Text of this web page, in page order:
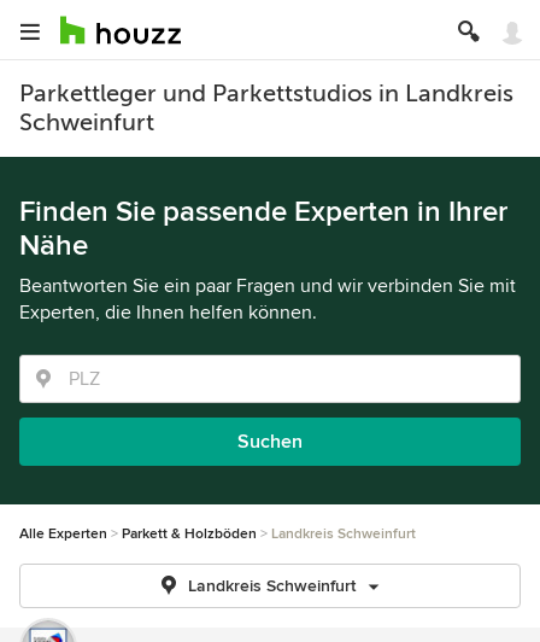
Parkettleger und Parkettstudios in Landkreis
Schweinfurt
Finden Sie passende Experten in Ihrer
Nähe
Beantworten Sie ein paar Fragen und wir verbinden Sie mit
Experten, die Ihnen helfen können.
Suchen
Alle Experten Parkett & Holzböden Landkreis Schweinfurt
Landkreis Schweinfurt